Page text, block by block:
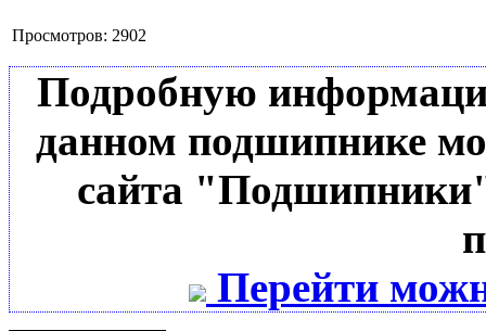
Просмотров: 2902
Подробную
данном подшипнике
сайта
Перейти